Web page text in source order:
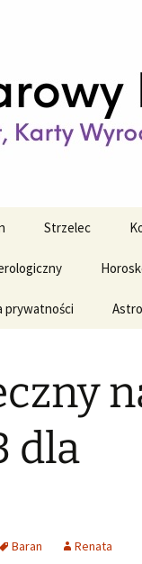
Strzelec
prywatności
dla
Baran Renata